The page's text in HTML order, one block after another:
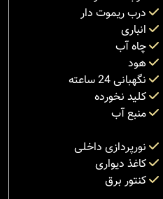
درب ریموت دار
انباری
چاه آب
هود
نگهبانی 24 ساعته
کلید نخورده
منبع آب
نورپردازی داخلی
کاغذ دیواری
کنتور برق